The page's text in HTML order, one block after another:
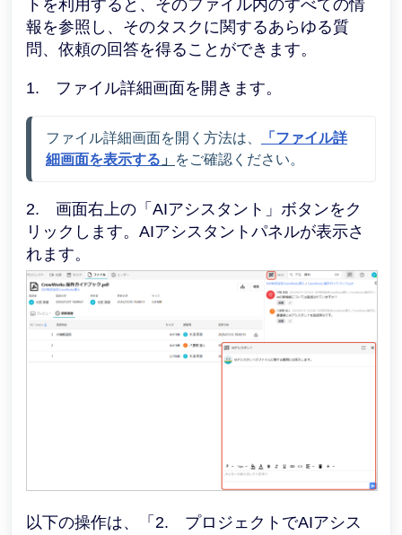
トを利用すると、そのファイル内のすべての情
報を参照し、そのタスクに関するあらゆる質
問、依頼の回答を得ることができます。
1. ファイル詳細画面を開きます。
ファイル詳細画面を開く方法は
「ファイル詳
細画面を表示する 」 をご確認ください。
2. 画面右上の「AIアシスタント」ボタンをク
リックします。AIアシスタントパネルが表示さ
れます。
以下の操作は、「2. プロジェクトでAIアシス